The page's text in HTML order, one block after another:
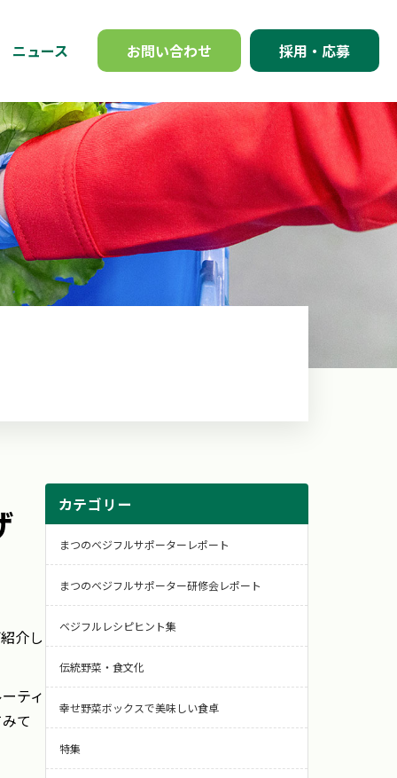
ニュース お問い合わせ 採用・応募
介し
ティ
て
カテゴリー
まつのベジフルサポーターレポート
まつのベジフルサポーター研修会レポート
ベジフルレシピヒント集
伝統野菜・食文化
幸せ野菜ボックスで美味しい食卓
特集